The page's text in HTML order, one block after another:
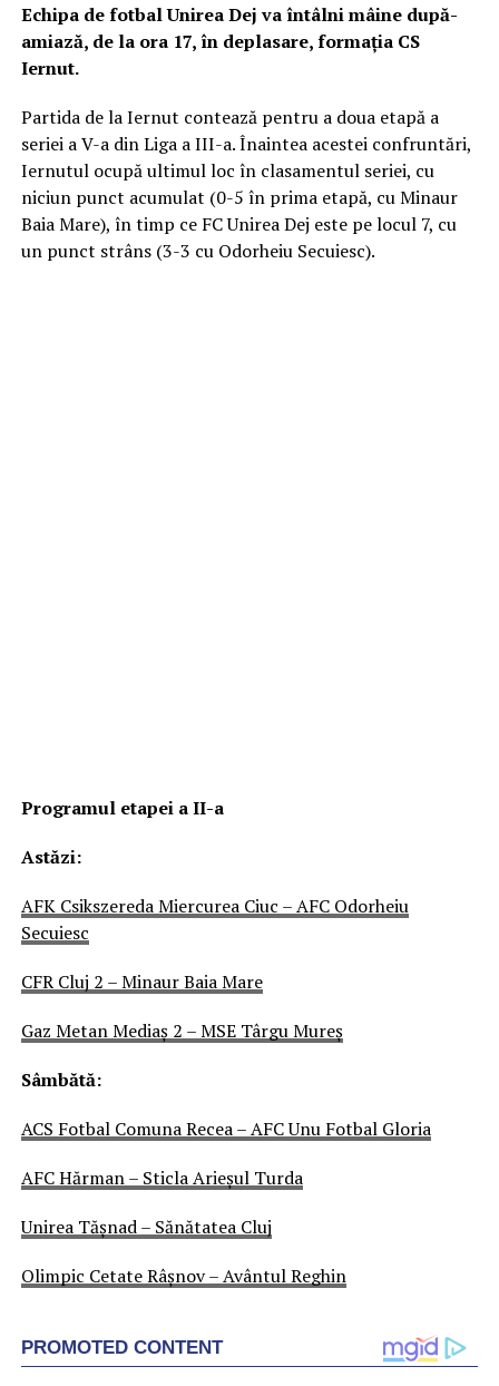
Echipa de fotbal Unirea Dej va întâlni mâine după-
amiază, de la ora 17, în deplasare, formația CS
Iernut.
Partida de la Iernut contează pentru a doua etapă a
seriei a V-a din Liga a III-a. Înaintea acestei confruntări,
Iernutul ocupă ultimul loc în clasamentul seriei, cu
niciun punct acumulat (0-5 în prima etapă, cu Minaur
Baia Mare), în timp ce FC Unirea Dej este pe locul 7, cu
un punct strâns (3-3 cu Odorheiu Secuiesc).
Programul etapei a II-a
Astăzi:
AFK Csikszereda Miercurea Ciuc – AFC Odorheiu
Secuiesc
CFR Cluj 2 – Minaur Baia Mare
Gaz Metan Mediaş 2 – MSE Târgu Mureş
Sâmbătă:
ACS Fotbal Comuna Recea – AFC Unu Fotbal Gloria
AFC Hărman – Sticla Arieşul Turda
Unirea Tăşnad – Sănătatea Cluj
Olimpic Cetate Râşnov – Avântul Reghin